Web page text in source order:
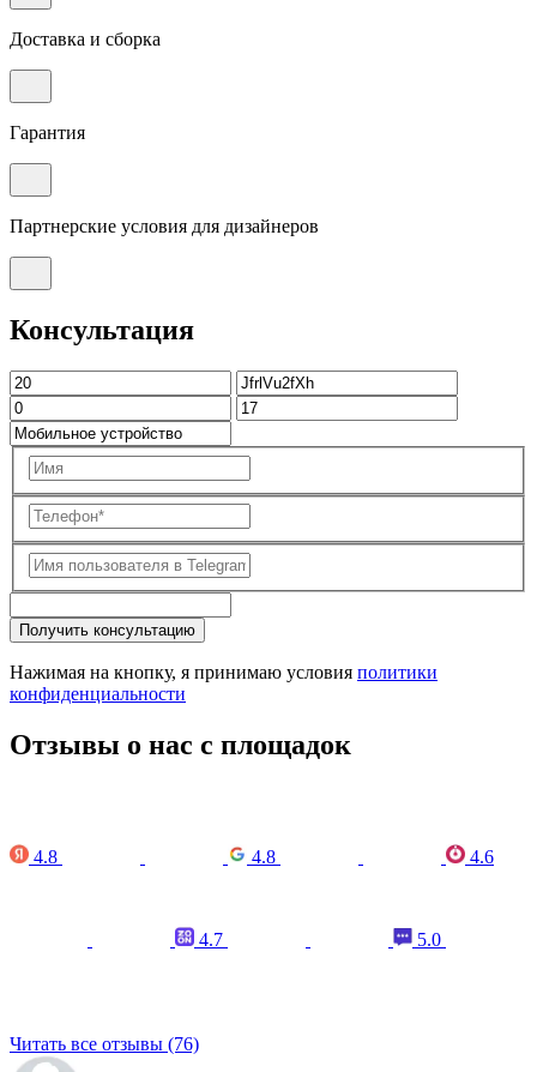
Доставка и сборка
Гарантия
Партнерские условия для дизайнеров
Консультация
Получить консультацию
Нажимая на кнопку, я принимаю условия политики
конфиденциальности
Отзывы о нас с площадок
4.8 4.8 4.6
4.7 5.0
Читать все отзывы (76)